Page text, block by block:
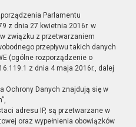
Parlamentu
z dnia 27 kwietnia 2016r. w
związku z przetwarzaniem
przepływu takich danych
(ogólne rozporządzenie o
z dnia 4 maja 2016r., dalej
Ochrony Danych znajdują się w
adresu IP, są przetwarzane w
oraz wypełnienia obowiązków